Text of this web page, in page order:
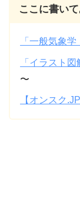
ここに書い
「一般気象学
「イラスト
〜
【オンスク.JP